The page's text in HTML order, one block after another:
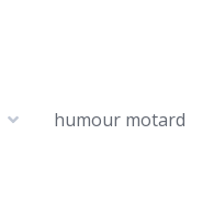
humour motard